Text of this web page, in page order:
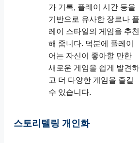
가 기록, 플레이 시간 등을
기반으로 유사한 장르나 플
레이 스타일의 게임을 추천
해 줍니다. 덕분에 플레이
어는 자신이 좋아할 만한
새로운 게임을 쉽게 발견하
고 더 다양한 게임을 즐길
수 있습니다.
스토리텔링 개인화